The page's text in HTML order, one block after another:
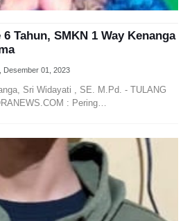
Tahun, SMKN 1 Way Kenanga
Desember 01, 2023
Sri Widayati , SE. M.Pd. - TULANG
: Pering…